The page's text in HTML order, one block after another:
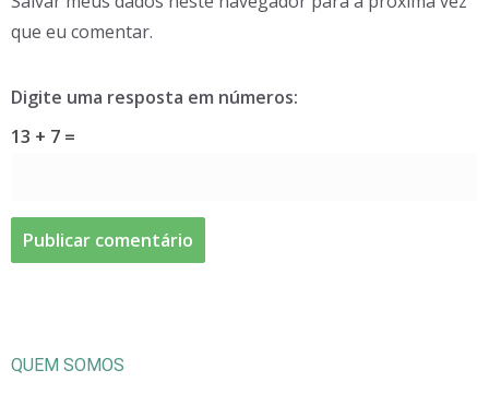
que eu comentar.
Digite uma resposta em números:
13 + 7 =
QUEM SOMOS